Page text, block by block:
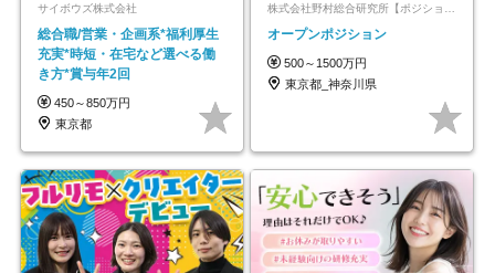
サイボウズ株式会社
総合職/営業・企画系*福利厚生
充実*時短・在宅など選べる働
き方*賞与年2回
450～850万円
東京都
オープンポジション
500～1500万円
東京都_神奈川県